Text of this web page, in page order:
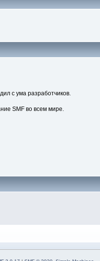
с ума разработчиков.
SMF во всем мире.